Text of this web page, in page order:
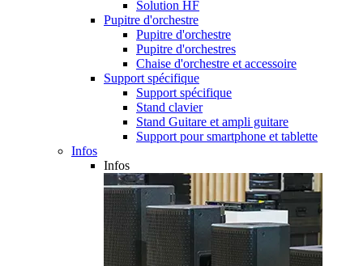
Solution HF
Pupitre d'orchestre
Pupitre d'orchestre
Pupitre d'orchestres
Chaise d'orchestre et accessoire
Support spécifique
Support spécifique
Stand clavier
Stand Guitare et ampli guitare
Support pour smartphone et tablette
Infos
Infos